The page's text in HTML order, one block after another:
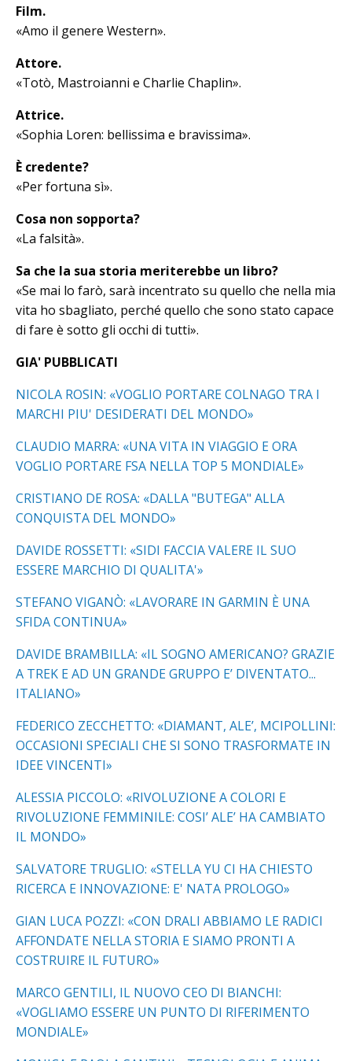
Film.
«Amo il genere Western».
Attore.
«Totò, Mastroianni e Charlie Cha­plin».
Attrice.
«Sophia Loren: bellissima e bravissima».
È credente?
«Per fortuna sì».
Cosa non sopporta?
«La falsità».
Sa che la sua storia meriterebbe un libro?
«Se mai lo farò, sarà incentrato su quello che nella mia
vita ho sbagliato, perché quello che sono stato capace
di fare è sotto gli occhi di tutti».
GIA' PUBBLICATI
NICOLA ROSIN: «VOGLIO PORTARE COLNAGO TRA I
MARCHI PIU' DESIDERATI DEL MONDO»
CLAUDIO MARRA: «UNA VITA IN VIAGGIO E ORA
VOGLIO PORTARE FSA NELLA TOP 5 MONDIALE»
CRISTIANO DE ROSA: «DALLA "BUTEGA" ALLA
CONQUISTA DEL MONDO»
DAVIDE ROSSETTI: «SIDI FACCIA VALERE IL SUO
ESSERE MARCHIO DI QUALITA'»
STEFANO VIGANÒ: «LAVORARE IN GARMIN È UNA
SFIDA CONTINUA»
DAVIDE BRAMBILLA: «IL SOGNO AMERICANO? GRAZIE
A TREK E AD UN GRANDE GRUPPO E’ DIVENTATO...
ITALIANO»
FEDERICO ZECCHETTO: «DIAMANT, ALE’, MCIPOLLINI:
OCCASIONI SPECIALI CHE SI SONO TRASFORMATE IN
IDEE VINCENTI»
ALESSIA PICCOLO: «RIVOLUZIONE A COLORI E
RIVOLUZIONE FEMMINILE: COSI’ ALE’ HA CAMBIATO
IL MONDO»
SALVATORE TRUGLIO: «STELLA YU CI HA CHIESTO
RICERCA E INNOVAZIONE: E' NATA PROLOGO»
GIAN LUCA POZZI: «CON DRALI ABBIAMO LE RADICI
AFFONDATE NELLA STORIA E SIAMO PRONTI A
COSTRUIRE IL FUTURO»
MARCO GENTILI, IL NUOVO CEO DI BIANCHI:
«VOGLIAMO ESSERE UN PUNTO DI RIFERIMENTO
MONDIALE»